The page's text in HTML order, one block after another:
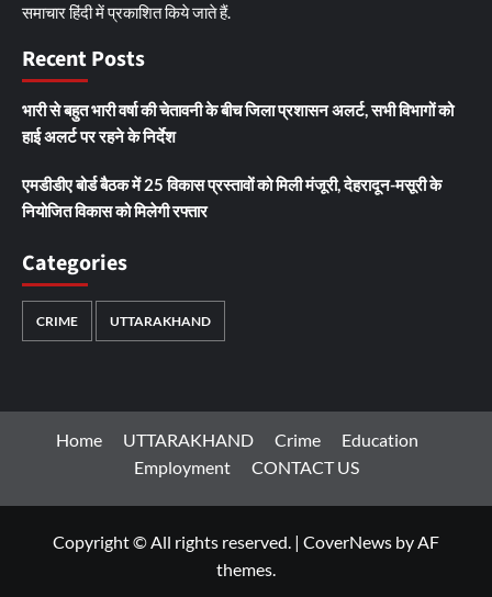
समाचार हिंदी में प्रकाशित किये जाते हैं.
Recent Posts
भारी से बहुत भारी वर्षा की चेतावनी के बीच जिला प्रशासन अलर्ट, सभी विभागों को
हाई अलर्ट पर रहने के निर्देश
एमडीडीए बोर्ड बैठक में 25 विकास प्रस्तावों को मिली मंजूरी, देहरादून-मसूरी के
नियोजित विकास को मिलेगी रफ्तार
Categories
CRIME UTTARAKHAND
Home UTTARAKHAND Crime
Education
Employment
CONTACT US
Copyright © All rights reserved. | CoverNews by AF
themes.